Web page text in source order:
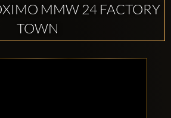
MMW 24 FACTORY
TOWN